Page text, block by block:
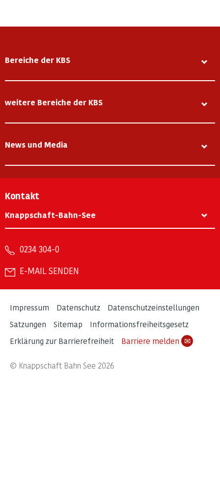
Bereiche der KBS
weitere Bereiche der KBS
News und Media
Kontakt
Knappschaft-Bahn-See
0234 304-0
E-MAIL SENDEN
Impressum Datenschutz
Datenschutzeinstellungen
Satzungen
Sitemap
Informationsfreiheitsgesetz
Erklärung zur Barrierefreiheit
Barriere melden ✉
© Knappschaft Bahn See 2026